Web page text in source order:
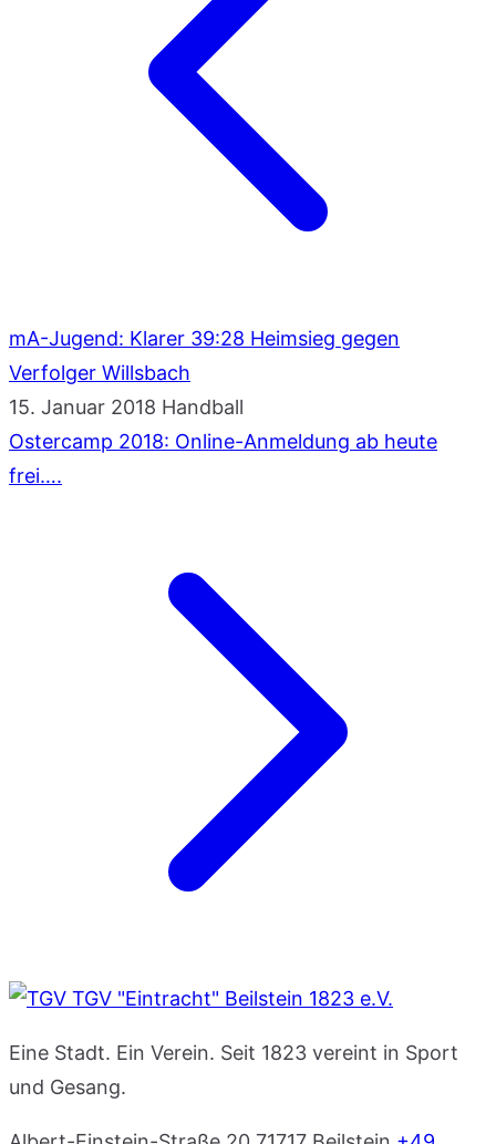
mA-Jugend: Klarer 39:28 Heimsieg gegen
Verfolger Willsbach
15. Januar 2018 Handball
Ostercamp 2018: Online-Anmeldung ab heute
frei….
TGV "Eintracht" Beilstein 1823 e.V.
Eine Stadt. Ein Verein. Seit 1823 vereint in Sport
und Gesang.